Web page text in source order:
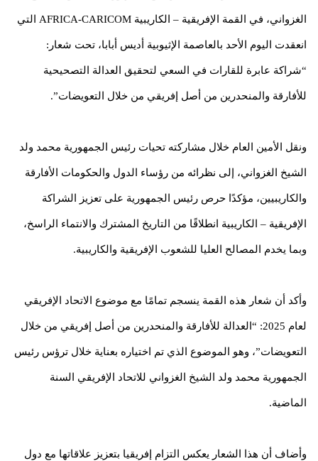
الغزواني، في القمة الإفريقية – الكاريبية AFRICA-CARICOM التي
انعقدت اليوم الأحد بالعاصمة الإثيوبية أديس أبابا، تحت شعار:
“شراكة عابرة للقارات في السعي لتحقيق العدالة التصحيحية
للأفارقة والمنحدرين من أصل إفريقي من خلال التعويضات”.
ونقل الأمين العام خلال مشاركته تحيات رئيس الجمهورية محمد ولد
الشيخ الغزواني، إلى نظرائه من رؤساء الدول والحكومات الأفارقة
والكاريبيين، مؤكدًا حرص رئيس الجمهورية على تعزيز الشراكة
الإفريقية – الكاريبية انطلاقًا من التاريخ المشترك والانتماء الراسخ،
وبما يخدم المصالح العليا للشعوب الإفريقية والكاريبية.
وأكد أن شعار هذه القمة ينسجم تمامًا مع موضوع الاتحاد الإفريقي
لعام 2025: “العدالة للأفارقة والمنحدرين من أصل إفريقي من خلال
التعويضات”، وهو الموضوع الذي تم اختياره بعناية خلال ترؤس رئيس
الجمهورية محمد ولد الشيخ الغزواني للاتحاد الإفريقي السنة
الماضية.
وأضاف أن هذا الشعار يعكس التزام إفريقيا بتعزيز علاقاتها مع دول